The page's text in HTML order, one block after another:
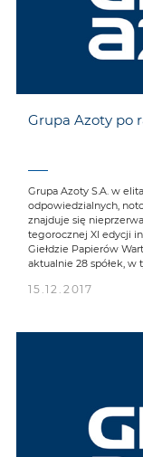
Grupa Azoty po
Grupa Azoty S.A. w
odpowiedzialnych,
znajduje się
tegorocznej XI edycji
Giełdzie Papierów
aktualnie 28 spółek,
15.12.2017